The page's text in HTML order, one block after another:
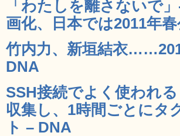
「わたしを離さないで
画化、日本では2011年
竹内力、新垣結衣
DNA
SSH接続でよく使われ
収集し、1時間ごとにタ
ト – DNA